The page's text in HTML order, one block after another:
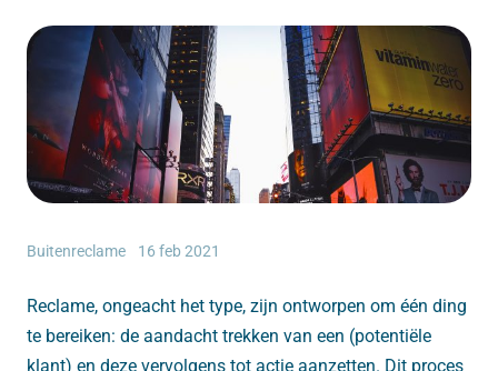
Buitenreclame 16 feb 2021
Reclame, ongeacht het type, zijn ontworpen om één ding
te bereiken: de aandacht trekken van een (potentiële
klant) en deze vervolgens tot actie aanzetten. Dit proces